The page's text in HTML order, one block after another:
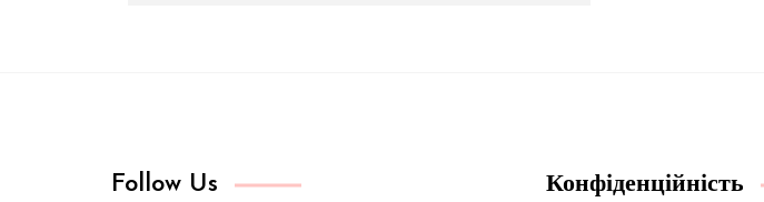
Follow Us Конфіденційність